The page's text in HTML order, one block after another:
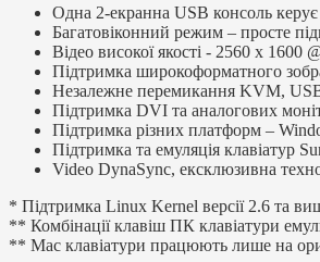
Одна 2-екранна USB консоль
Багатовіконний режим – просте
Відео високої якості - 2560 x
Підтримка широкоформатного
Незалежне перемикання KVM,
Підтримка DVI та аналогових
Підтримка різних платформ –
Підтримка та емуляція клавіатур
Video DynaSync, ексклюзивна
* Підтримка Linux Kernel версії 2.6 та
** Комбінації клавіш ПК клавіатури
** Mac клавіатури працюють лише на